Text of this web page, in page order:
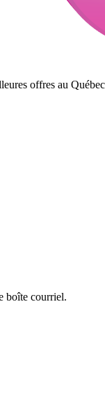
offres au
boîte courriel.